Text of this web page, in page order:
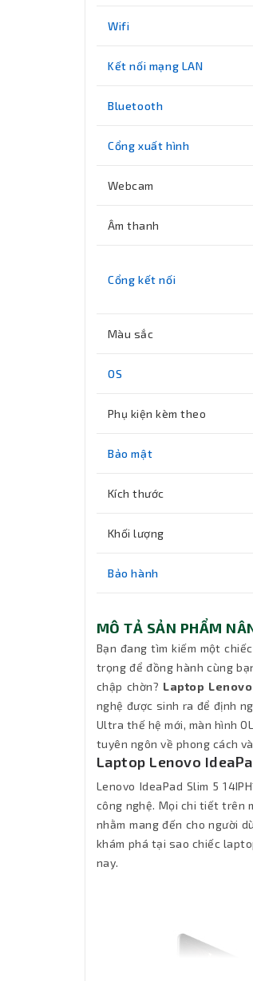
Wifi
Kết nối mạng LAN
Bluetooth
Cổng xuất hình
Webcam
Âm thanh
Cổng kết nối
Màu sắc
OS
Phụ kiện kèm theo
Bảo mật
Kích thước
Khối lượng
Bảo hành
MÔ TẢ SẢN PHẨM
Bạn đang tìm kiếm một
trọng để đồng hành cùng
chập chờn? Laptop Lenovo
nghệ được sinh ra để định
Ultra thế hệ mới, màn hình
tuyên ngôn về phong cách
Laptop Lenovo
Lenovo IdeaPad Slim 5
công nghệ. Mọi chi tiết trên
nhằm mang đến cho người
khám phá tại sao chiếc
nay.